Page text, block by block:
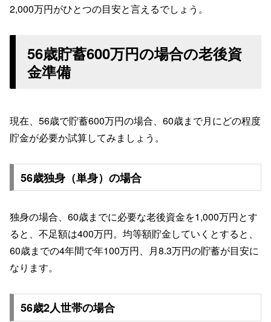
2,000万円がひとつの目安と言えるでしょう。
56歳貯蓄600万円の場合の老後資
金準備
現在、56歳で貯蓄600万円の場合、60歳まで月にどの程度
貯金が必要か試算してみましょう。
56歳独身（単身）の場合
独身の場合、60歳までに必要な老後資金を1,000万円とす
ると、不足額は400万円。均等額貯金していくとすると、
60歳までの4年間で年100万円、月8.3万円の貯蓄が目安に
なります。
56歳2人世帯の場合